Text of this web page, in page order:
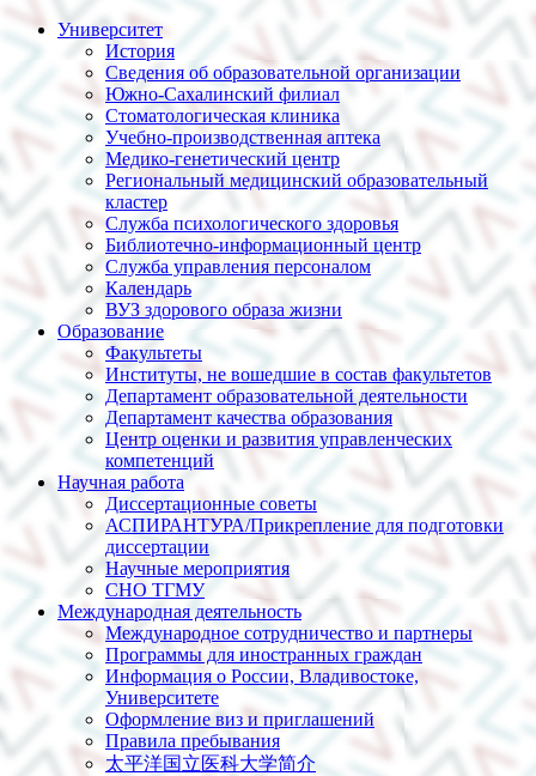
Университет
История
Сведения об образовательной организации
Южно-Сахалинский филиал
Стоматологическая клиника
Учебно-производственная аптека
Медико-генетический центр
Региональный медицинский образовательный
кластер
Служба психологического здоровья
Библиотечно-информационный центр
Служба управления персоналом
Календарь
ВУЗ здорового образа жизни
Образование
Факультеты
Институты, не вошедшие в состав факультетов
Департамент образовательной деятельности
Департамент качества образования
Центр оценки и развития управленческих
компетенций
Научная работа
Диссертационные советы
АСПИРАНТУРА/Прикрепление для подготовки
диссертации
Научные мероприятия
СНО ТГМУ
Международная деятельность
Международное сотрудничество и партнеры
Программы для иностранных граждан
Информация о России, Владивостоке,
Университете
Оформление виз и приглашений
Правила пребывания
太平洋国立医科大学简介